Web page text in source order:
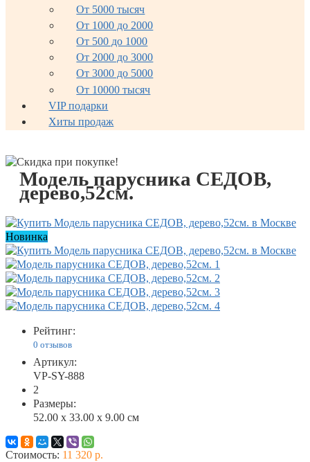
От 5000 тысяч
От 1000 до 2000
От 500 до 1000
От 2000 до 3000
От 3000 до 5000
От 10000 тысяч
VIP подарки
Хиты продаж
Модель парусника СЕДОВ,
дерево,52см.
Новинка
Рейтинг:
0 отзывов
Артикул:
VP-SY-888
2
Размеры:
52.00 x 33.00 x 9.00 см
Стоимость: 11 320 р.